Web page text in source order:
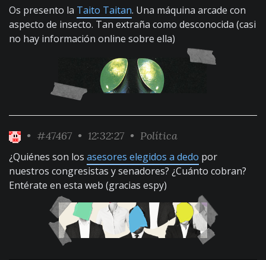
Os presento la Taito Taitan. Una máquina arcade con
aspecto de insecto. Tan extraña como desconocida (casi
no hay información online sobre ella)
• #47467 • 12:32:27 • Política
¿Quiénes son los asesores elegidos a dedo por
nuestros congresistas y senadores? ¿Cuánto cobran?
Entérate en esta web (gracias espy)